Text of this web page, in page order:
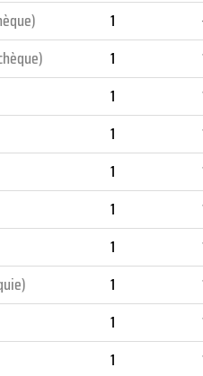
1
1
1
1
1
1
1
1
1
1